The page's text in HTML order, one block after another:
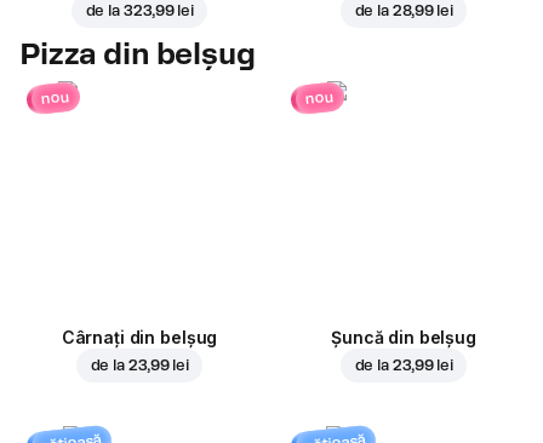
de la 323,99 lei de la 28,99 lei
Pizza din belșug
nou
Cârnați din belșug
de la 23,99 lei
nou
Șuncă din belșug
de la 23,99 lei